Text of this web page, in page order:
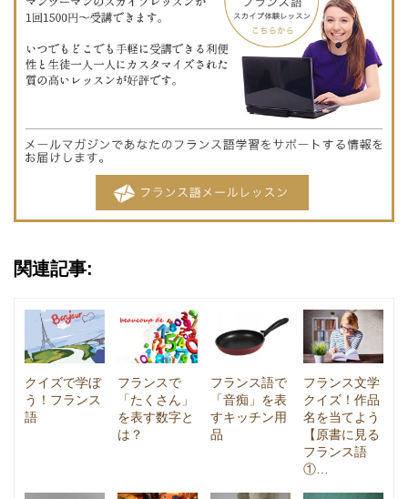
関連記事:
クイズで学ぼ
う！フランス
語
フランスで
「たくさん」
を表す数字と
は？
フランス語で
「音痴」を表
すキッチン用
品
フランス文学
クイズ！作品
名を当てよう
【原書に見る
フランス語
①…